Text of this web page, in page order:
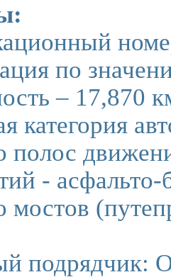
по
– 17,870
категория
полос
- асфальто-
мостов